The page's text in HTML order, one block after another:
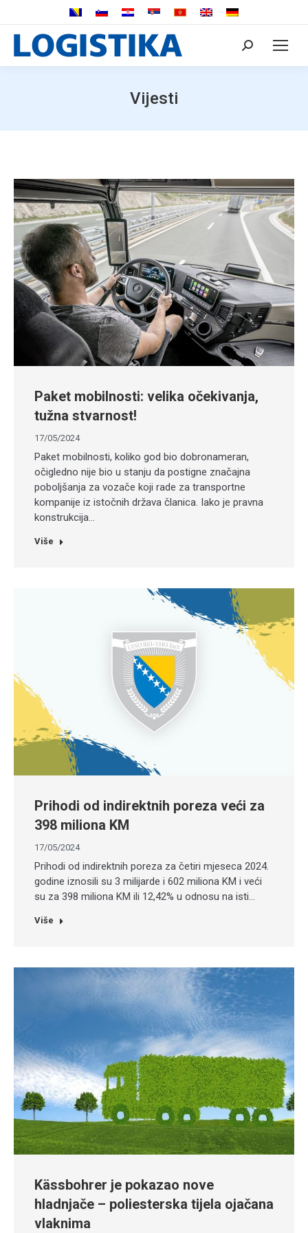
Search:
Vijesti
Paket mobilnosti: velika očekivanja,
tužna stvarnost!
17/05/2024
Paket mobilnosti, koliko god bio dobronameran,
očigledno nije bio u stanju da postigne značajna
poboljšanja za vozače koji rade za transportne
kompanije iz istočnih država članica. Iako je pravna
konstrukcija…
Više
Prihodi od indirektnih poreza veći za
398 miliona KM
17/05/2024
Prihodi od indirektnih poreza za četiri mjeseca 2024.
godine iznosili su 3 milijarde i 602 miliona KM i veći
su za 398 miliona KM ili 12,42% u odnosu na isti…
Više
Kässbohrer je pokazao nove
hladnjače – poliesterska tijela ojačana
vlaknima